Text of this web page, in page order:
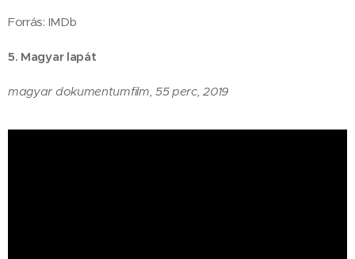
Forrás: IMDb
5. Magyar lapát
magyar dokumentumfilm, 55 perc, 2019